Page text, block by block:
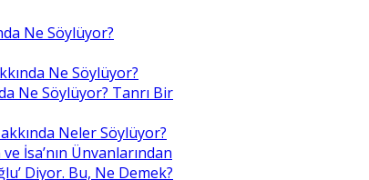
Ne Söylüyor?
Ne Söylüyor?
Ne Söylüyor? Tanrı Bir
Neler Söylüyor?
İsa’nın Ünvanlarından
Diyor. Bu, Ne Demek?